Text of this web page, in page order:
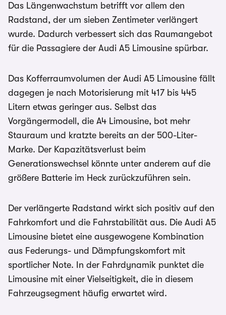
Das Längenwachstum betrifft vor allem den
Radstand, der um sieben Zentimeter verlängert
wurde. Dadurch verbessert sich das Raumangebot
für die Passagiere der Audi A5 Limousine spürbar.
Das Kofferraumvolumen der Audi A5 Limousine fällt
dagegen je nach Motorisierung mit 417 bis 445
Litern etwas geringer aus. Selbst das
Vorgängermodell, die A4 Limousine, bot mehr
Stauraum und kratzte bereits an der 500-Liter-
Marke. Der Kapazitätsverlust beim
Generationswechsel könnte unter anderem auf die
größere Batterie im Heck zurückzuführen sein.
Der verlängerte Radstand wirkt sich positiv auf den
Fahrkomfort und die Fahrstabilität aus. Die Audi A5
Limousine bietet eine ausgewogene Kombination
aus Federungs- und Dämpfungskomfort mit
sportlicher Note. In der Fahrdynamik punktet die
Limousine mit einer Vielseitigkeit, die in diesem
Fahrzeugsegment häufig erwartet wird.